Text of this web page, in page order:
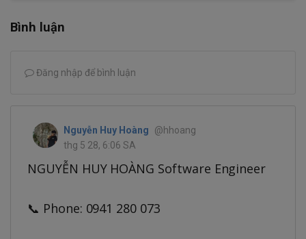
Bình luận
Đăng nhập để bình luận
Nguyễn Huy Hoàng
@hhoang
thg 5 28, 6:06 SA
NGUYỄN HUY HOÀNG Software Engineer
📞 Phone: 0941 280 073